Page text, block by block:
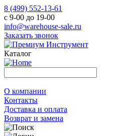
8 (499) 552-13-61
с 9-00 до 19-00
info@warehouse-sale.ru
Заказать звонок
Каталог
О компании
Контакты
Доставка и оплата
Возврат и замена